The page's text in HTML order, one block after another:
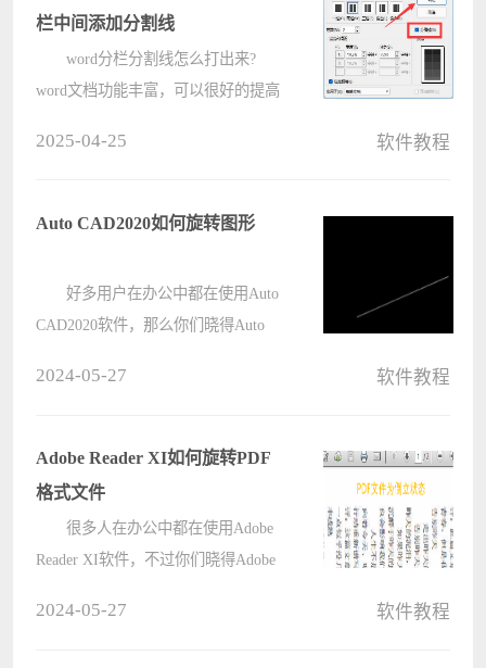
栏中间添加分割线
word分栏分割线怎么打出来?
word文档功能丰富，可以很好的提高
看电脑系统之家小编给大家分享的分
2025-04-25 软件教程
Auto CAD2020如何旋转图形
好多用户在办公中都在使用Auto
CAD2020软件，那么你们晓得Auto
文看看吧。 点击打开cad2020
????
2024-05-27 软件教程
Adobe Reader XI如何旋转PDF
格式文件
很多人在办公中都在使用Adobe
Reader XI软件，不过你们晓得Adobe
2024-05-27 软件教程